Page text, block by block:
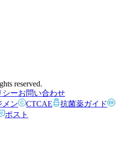
reserved.
シーお問い合わせ
メン CTCAE
抗菌薬ガイド
ポスト